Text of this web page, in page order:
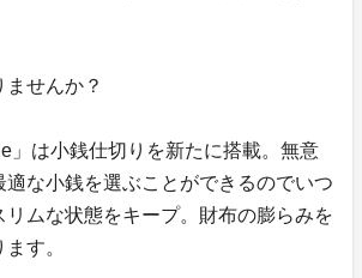
せんか？
」は小銭仕切りを新たに搭載。無意
適な小銭を選ぶことができるのでいつ
リムな状態をキープ。財布の膨らみを
す。